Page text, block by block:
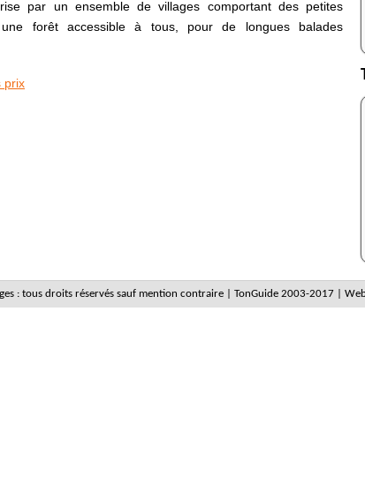
par un ensemble de villages comportant des petites
forêt accessible à tous, pour de longues balades
prix
: tous droits réservés sauf mention contraire | TonGuide 2003-2017 |